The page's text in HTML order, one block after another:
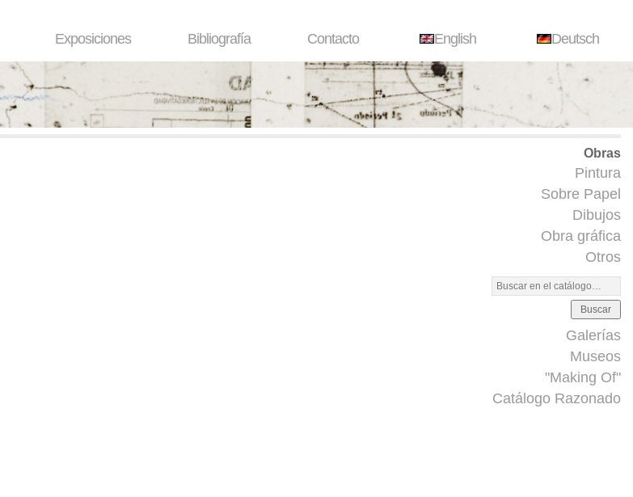
Exposiciones Bibliografía Contacto English Deutsch
Obras
Pintura
Sobre Papel
Dibujos
Obra gráfica
Otros
Buscar
Galerías
Museos
"Making Of"
Catálogo Razonado